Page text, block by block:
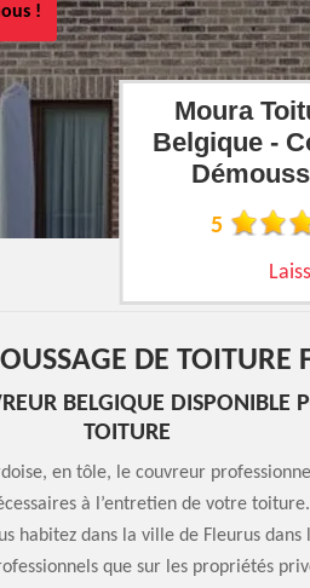
!
Moura
Belgique -
5
DE TOITURE
BELGIQUE DISPONIBLE
TOITURE
en tôle, le couvreur
à l’entretien de votre
habitez dans la ville de Fleurus dans
que sur les propriétés